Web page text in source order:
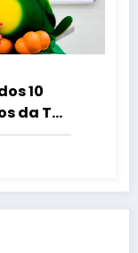
10
da TV;